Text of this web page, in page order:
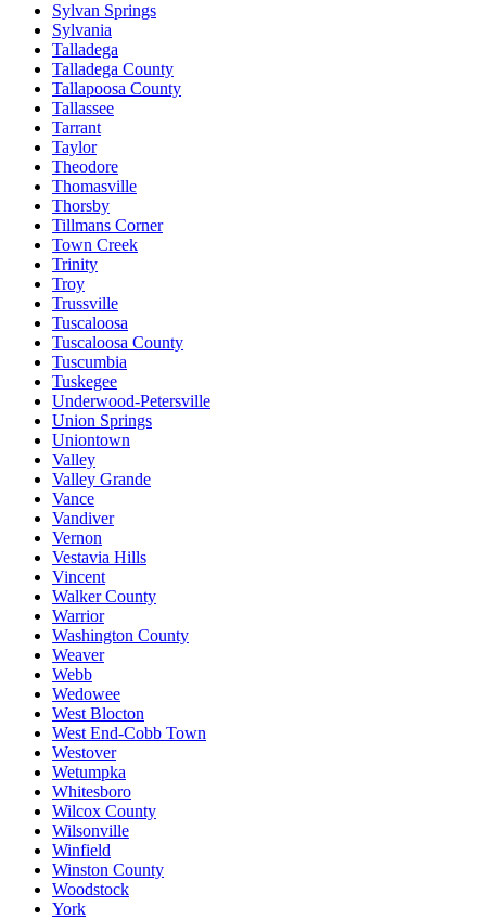
Sylvan Springs
Sylvania
Talladega
Talladega County
Tallapoosa County
Tallassee
Tarrant
Taylor
Theodore
Thomasville
Thorsby
Tillmans Corner
Town Creek
Trinity
Troy
Trussville
Tuscaloosa
Tuscaloosa County
Tuscumbia
Tuskegee
Underwood-Petersville
Union Springs
Uniontown
Valley
Valley Grande
Vance
Vandiver
Vernon
Vestavia Hills
Vincent
Walker County
Warrior
Washington County
Weaver
Webb
Wedowee
West Blocton
West End-Cobb Town
Westover
Wetumpka
Whitesboro
Wilcox County
Wilsonville
Winfield
Winston County
Woodstock
York